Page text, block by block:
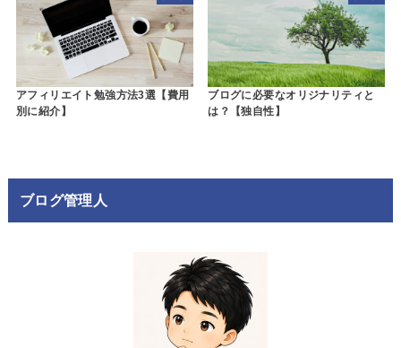
アフィリエイト勉強方法3選【費用
別に紹介】
ブログに必要なオリジナリティと
は？【独自性】
ブログ管理人